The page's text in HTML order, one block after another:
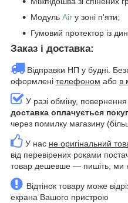
Модуль Air у зоні п'яти;
Гумовий протектор із
Заказ і доставка:
Відправки НП у будні.
оформлені телефоном або в
У разі обміну,
доставка оплачується
через помилку магазину
У нас не оригінальний
від перевірених роками
товар дешевше — пишіть, ми
Відтінок товару може
екрана Вашого пристрою